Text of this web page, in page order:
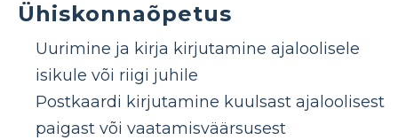
Ühiskonnaõpetus
Uurimine ja kirja kirjutamine ajaloolisele
isikule või riigi juhile
Postkaardi kirjutamine kuulsast ajaloolisest
paigast või vaatamisväärsusest